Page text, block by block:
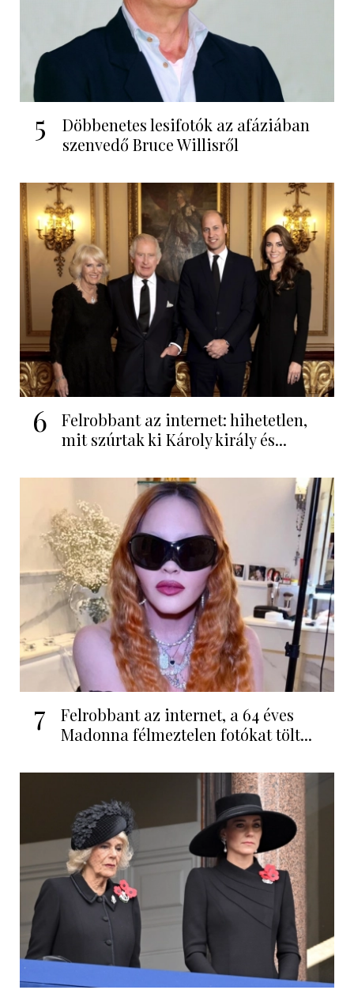
5
Döbbenetes lesifotók az afáziában
szenvedő Bruce Willisről
6
Felrobbant az internet: hihetetlen,
mit szúrtak ki Károly király és...
7
Felrobbant az internet, a 64 éves
Madonna félmeztelen fotókat tölt...